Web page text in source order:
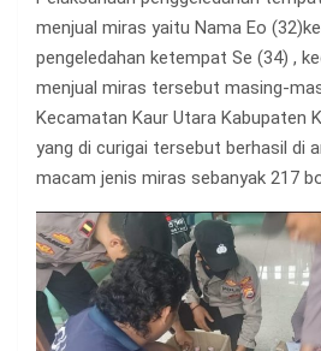
menjual miras yaitu Nama Eo
pengeledahan ketempat Se (34) ,
menjual miras tersebut masing-
Kecamatan Kaur Utara Kabupaten
yang di curigai tersebut berhasil di
macam jenis miras sebanyak 217